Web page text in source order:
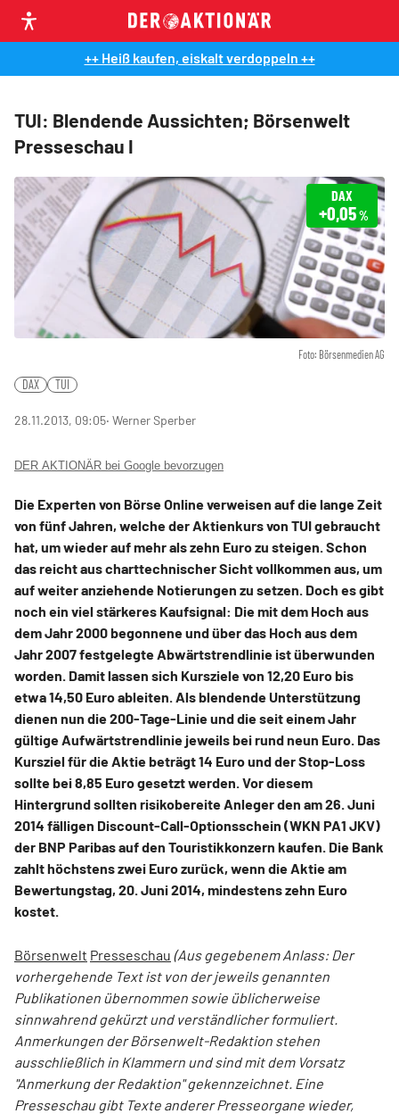
++ Heiß kaufen, eiskalt verdoppeln ++
TUI: Blendende Aussichten; Börsenwelt
Presseschau I
Foto: Börsenmedien AG
DAX
+0,05%
DAX TUI
28.11.2013, 09:05‧ Werner Sperber
DER AKTIONÄR bei Google bevorzugen
Die Experten von Börse Online verweisen auf die lange Zeit
von fünf Jahren, welche der Aktienkurs von TUI gebraucht
hat, um wieder auf mehr als zehn Euro zu steigen. Schon
das reicht aus charttechnischer Sicht vollkommen aus, um
auf weiter anziehende Notierungen zu setzen. Doch es gibt
noch ein viel stärkeres Kaufsignal: Die mit dem Hoch aus
dem Jahr 2000 begonnene und über das Hoch aus dem
Jahr 2007 festgelegte Abwärtstrendlinie ist überwunden
worden. Damit lassen sich Kursziele von 12,20 Euro bis
etwa 14,50 Euro ableiten. Als blendende Unterstützung
dienen nun die 200-Tage-Linie und die seit einem Jahr
gültige Aufwärtstrendlinie jeweils bei rund neun Euro. Das
Kursziel für die Aktie beträgt 14 Euro und der Stop-Loss
sollte bei 8,85 Euro gesetzt werden. Vor diesem
Hintergrund sollten risikobereite Anleger den am 26. Juni
2014 fälligen Discount-Call-Optionsschein (WKN PA1 JKV)
der BNP Paribas auf den Touristikkonzern kaufen. Die Bank
zahlt höchstens zwei Euro zurück, wenn die Aktie am
Bewertungstag, 20. Juni 2014, mindestens zehn Euro
kostet.
Börsenwelt Presseschau (Aus gegebenem Anlass: Der
vorhergehende Text ist von der jeweils genannten
Publikationen übernommen sowie üblicherweise
sinnwahrend gekürzt und verständlicher formuliert.
Anmerkungen der Börsenwelt-Redaktion stehen
ausschließlich in Klammern und sind mit dem Vorsatz
"Anmerkung der Redaktion" gekennzeichnet. Eine
Presseschau gibt Texte anderer Presseorgane wieder,